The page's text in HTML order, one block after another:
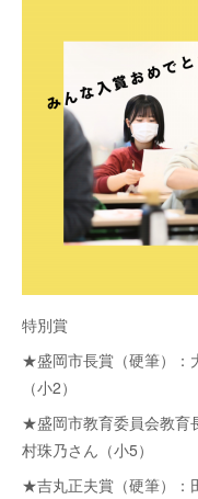
特別賞
★盛岡市長賞（硬筆）：
（小2）
★盛岡市教育委員会教育
村珠乃さん（小5）
★吉丸正夫賞（硬筆）：